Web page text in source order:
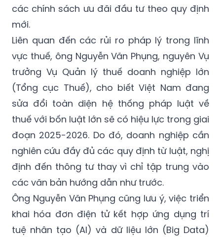
các chính sách ưu đãi đầu tư theo quy định
mới.
Liên quan đến các rủi ro pháp lý trong lĩnh
vực thuế, ông Nguyễn Văn Phụng, nguyên Vụ
trưởng Vụ Quản lý thuế doanh nghiệp lớn
(Tổng cục Thuế), cho biết Việt Nam đang
sửa đổi toàn diện hệ thống pháp luật về
thuế với bốn luật lớn sẽ có hiệu lực trong giai
đoạn 2025-2026. Do đó, doanh nghiệp cần
nghiên cứu đầy đủ các quy định từ luật, nghị
định đến thông tư thay vì chỉ tập trung vào
các văn bản hướng dẫn như trước.
Ông Nguyễn Văn Phụng cũng lưu ý, việc triển
khai hóa đơn điện tử kết hợp ứng dụng trí
tuệ nhân tạo (AI) và dữ liệu lớn (Big Data)